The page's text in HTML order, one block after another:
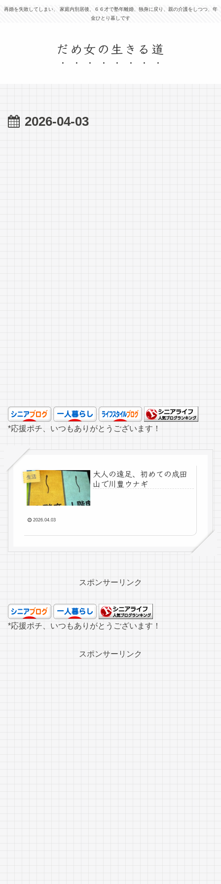
再婚を失敗してしまい、 家庭内別居後、６６才で塾年離婚、独身に戻り、親の介護をしつつ、年
金ひとり暮しです
だめ女の生きる道
2026-04-03
*応援ポチ、いつもありがとうございます！
生活
大人の遠足、初めての成田
山で川豊ウナギ
2026.04.03
スポンサーリンク
*応援ポチ、いつもありがとうございます！
スポンサーリンク